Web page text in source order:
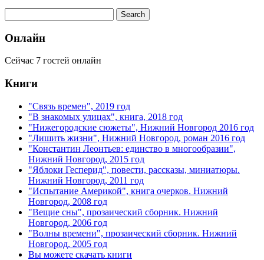
Онлайн
Сейчас 7 гостей онлайн
Книги
"Связь времен", 2019 год
"В знакомых улицах", книга, 2018 год
"Нижегородские сюжеты", Нижний Новгород 2016 год
"Лишить жизни", Нижний Новгород, роман 2016 год
"Константин Леонтьев: единство в многообразии",
Нижний Новгород, 2015 год
"Яблоки Гесперид", повести, рассказы, миниатюры.
Нижний Новгород, 2011 год
"Испытание Америкой", книга очерков. Нижний
Новгород, 2008 год
"Вещие сны", прозаический сборник. Нижний
Новгород, 2006 год
"Волны времени", прозаический сборник. Нижний
Новгород, 2005 год
Вы можете скачать книги